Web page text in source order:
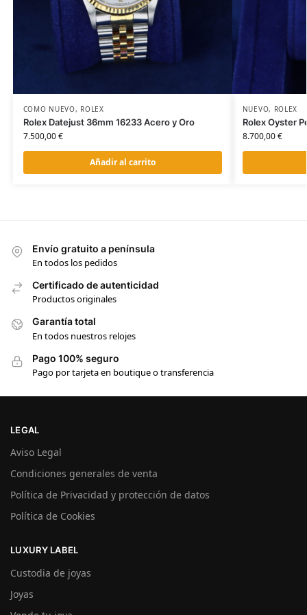
COMO NUEVO, ROLEX
Rolex Datejust 36mm 16233 Acero y Oro
7.500,00€
Añadir al carrito
NUEVO, ROLEX
Rolex Oyster
8.700,00€
Envío gratuito a península
En todos los pedidos
Certificado de autenticidad
Productos originales
Garantía total
En todos nuestros relojes
Pago 100% seguro
Pago por tarjeta en boutique o transferencia
LEGAL
Aviso Legal
Condiciones generales de venta
Política de Privacidad y protección de datos
Política de Cookies
LUXURY LABEL
Custodia de joyas
Joyas